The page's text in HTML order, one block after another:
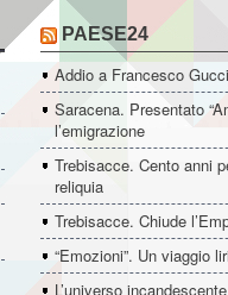
PAESE24
Addio a Francesco
Saracena. Presentato
l’emigrazione
Trebisacce. Cento anni
reliquia
Trebisacce. Chiude
“Emozioni”. Un viaggio
L’universo